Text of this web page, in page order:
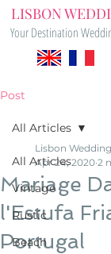
LISBON
Your Destination
Post
All Articles
Vintage
Rustic
Beach
All Articles
Mariage
l'Estufa
Portugal
Lisbon
Apr 24, 2020 2